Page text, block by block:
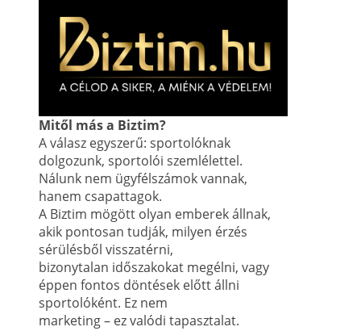
Mitől más a Biztim?
A válasz egyszerű: sportolóknak
dolgozunk, sportolói szemlélettel.
Nálunk nem ügyfélszámok vannak,
hanem csapattagok.
A Biztim mögött olyan emberek állnak,
akik pontosan tudják, milyen érzés
sérülésből visszatérni,
bizonytalan időszakokat megélni, vagy
éppen fontos döntések előtt állni
sportolóként. Ez nem
marketing – ez valódi tapasztalat.